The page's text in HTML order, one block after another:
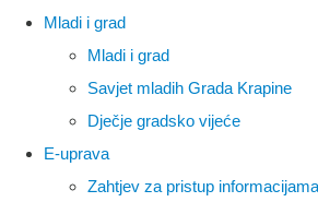
Mladi i grad
Mladi i grad
Savjet mladih Grada Krapine
Dječje gradsko vijeće
E-uprava
Zahtjev za pristup informacijama